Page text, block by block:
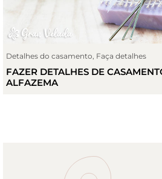
Detalhes do casamento, Faça detalhes
FAZER DETALHES DE
ALFAZEMA